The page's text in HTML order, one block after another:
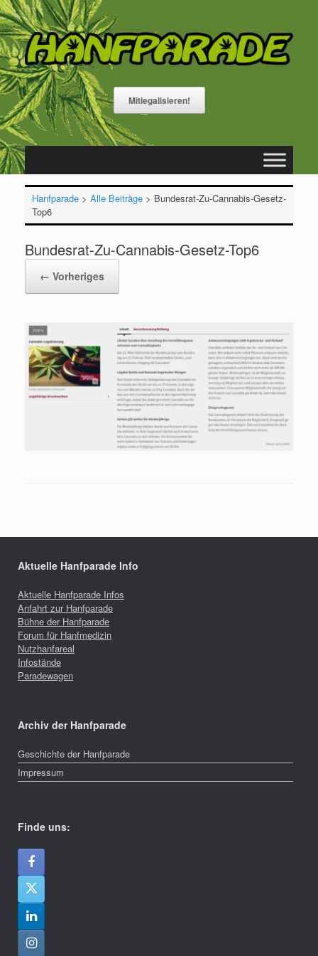
Zum
Inhalt
springen
Mitlegalisieren!
Hanfparade> Alle Beiträge> Bundesrat-Zu-Cannabis-Gesetz-
Top6
Bundesrat-Zu-Cannabis-Gesetz-Top6
← Vorheriges
Aktuelle Hanfparade Info
Aktuelle Hanfparade Infos
Anfahrt zur Hanfparade
Bühne der Hanfparade
Forum für Hanfmedizin
Nutzhanfareal
Infostände
Paradewagen
Archiv der Hanfparade
Geschichte der Hanfparade
Impressum
Finde uns: